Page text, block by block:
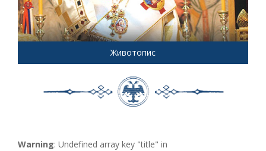
Животопис
Warning: Undefined array key "title" in